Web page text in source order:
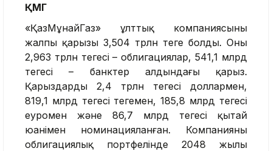
ҚМГ
«ҚазМұнайГаз» ұлттық компаниясының
жалпы қарызы 3,504 трлн теңге болды. Оның
2,963 трлн теңгесі – облигациялар, 541,1 млрд
теңгесі – банктeр алдындағы қарыз.
Қарыздардың 2,4 трлн теңгесі доллармен,
819,1 млрд теңгесі теңгемен, 185,8 млрд теңгесі
еуромен және 86,7 млрд теңгесі қытай
юанімен номинацияланған. Компанияның
облигациялық портфелінде 2048 жылы